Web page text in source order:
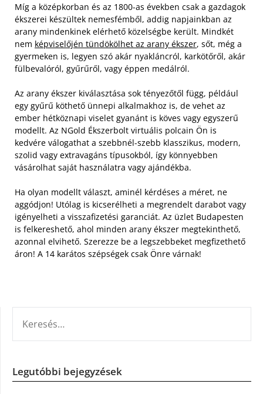
Míg a középkorban és az 1800-as években csak a gazdagok
ékszerei készültek nemesfémből, addig napjainkban az
arany mindenkinek elérhető közelségbe került. Mindkét
nem képviselőjén tündökölhet az arany ékszer, sőt, még a
gyermeken is, legyen szó akár nyakláncról, karkötőről, akár
fülbevalóról, gyűrűről, vagy éppen medálról.
Az arany ékszer kiválasztása sok tényezőtől függ, például
egy gyűrű köthető ünnepi alkalmakhoz is, de vehet az
ember hétköznapi viselet gyanánt is köves vagy egyszerű
modellt. Az NGold Ékszerbolt virtuális polcain Ön is
kedvére válogathat a szebbnél-szebb klasszikus, modern,
szolid vagy extravagáns típusokból, így könnyebben
vásárolhat saját használatra vagy ajándékba.
Ha olyan modellt választ, aminél kérdéses a méret, ne
aggódjon! Utólag is kicserélheti a megrendelt darabot vagy
igényelheti a visszafizetési garanciát. Az üzlet Budapesten
is felkereshető, ahol minden arany ékszer megtekinthető,
azonnal elvihető. Szerezze be a legszebbeket megfizethető
áron! A 14 karátos szépségek csak Önre várnak!
Legutóbbi bejegyzések